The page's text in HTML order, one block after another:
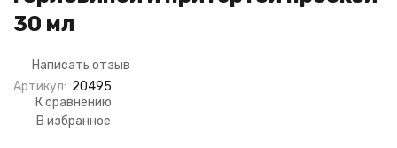
30 мл
Написать отзыв
Артикул: 20495
К сравнению
В избранное